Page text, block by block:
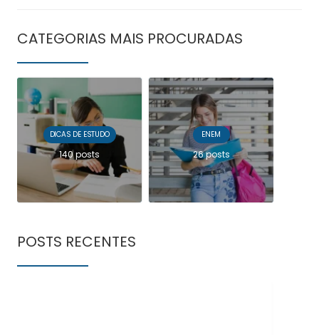
CATEGORIAS MAIS PROCURADAS
DICAS DE ESTUDO
140 posts
ENEM
26 posts
POSTS RECENTES